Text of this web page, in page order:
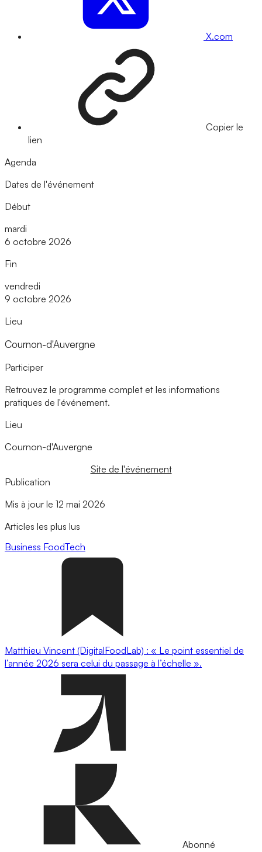
X.com
Copier le
lien
Agenda
Dates de l'événement
Début
mardi
6 octobre 2026
Fin
vendredi
9 octobre 2026
Lieu
Cournon-d'Auvergne
Participer
Retrouvez le programme complet et les informations
pratiques de l'événement.
Lieu
Cournon-d'Auvergne
Site de l'événement
Publication
Mis à jour le 12 mai 2026
Articles les plus lus
Business FoodTech
Matthieu Vincent (DigitalFoodLab) : « Le point essentiel de
l’année 2026 sera celui du passage à l’échelle ».
Abonné